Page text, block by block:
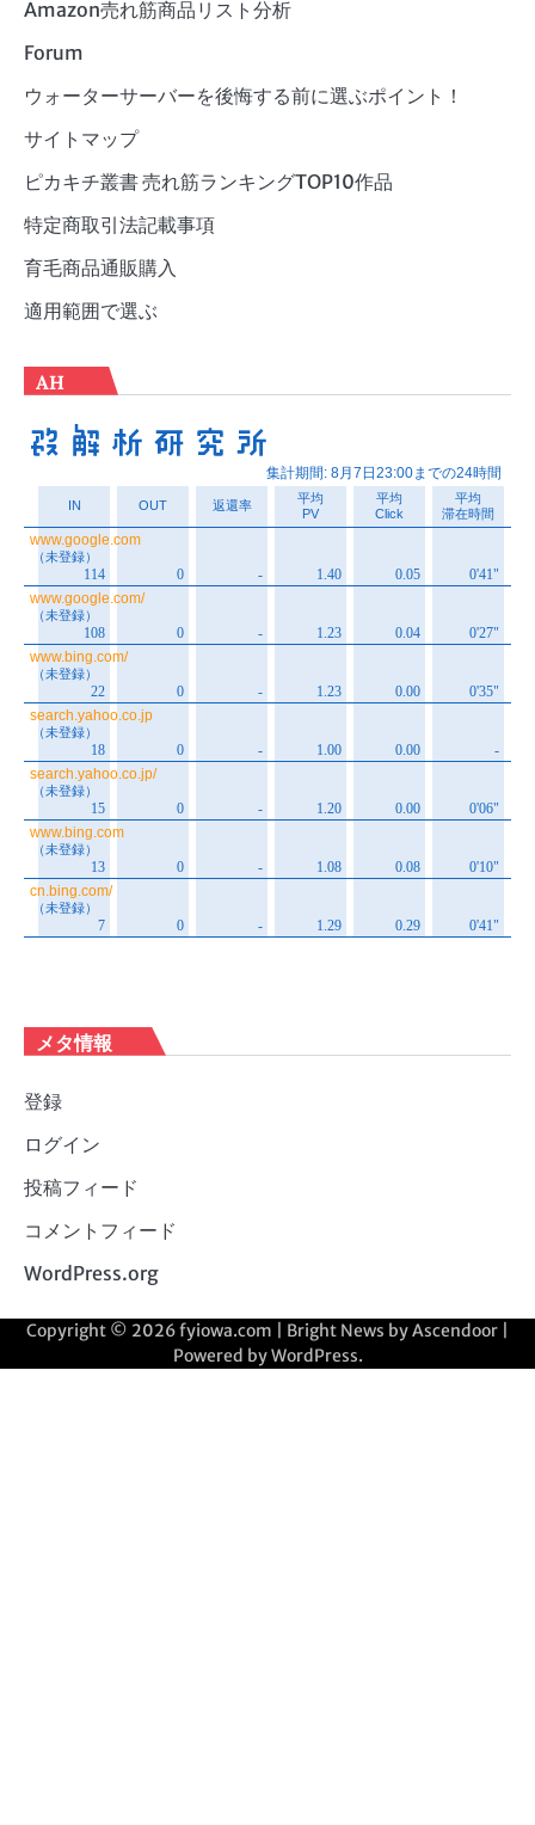
Amazon売れ筋商品リスト分析
Forum
ウォーターサーバーを後悔する前に選ぶポイント！
サイトマップ
ピカキチ叢書 売れ筋ランキングTOP10作品
特定商取引法記載事項
育毛商品通販購入
適用範囲で選ぶ
AH
メタ情報
登録
ログイン
投稿フィード
コメントフィード
WordPress.org
Copyright © 2026fyiowa.com | Bright News byAscendoor
Powered byWordPress.